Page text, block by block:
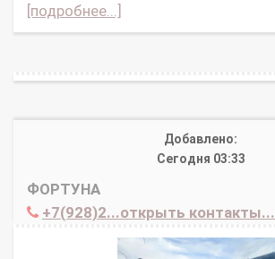
[подробнее...]
Добавлено:
Сегодня 03:33
ФОРТУНА
+7(928)2...открыть контакты...